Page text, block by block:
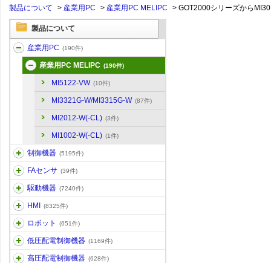
製品について > 産業用PC > 産業用PC MELIPC > GOT2000シリーズから
製品について
産業用PC (190件)
産業用PC MELIPC (190件)
MI5122-VW (10件)
MI3321G-W/MI3315G-W (87件)
MI2012-W(-CL) (3件)
MI1002-W(-CL) (1件)
制御機器 (5195件)
FAセンサ (39件)
駆動機器 (7240件)
HMI (8325件)
ロボット (651件)
低圧配電制御機器 (1169件)
高圧配電制御機器 (628件)